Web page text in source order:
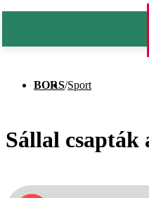
BORS/Sport
Sállal